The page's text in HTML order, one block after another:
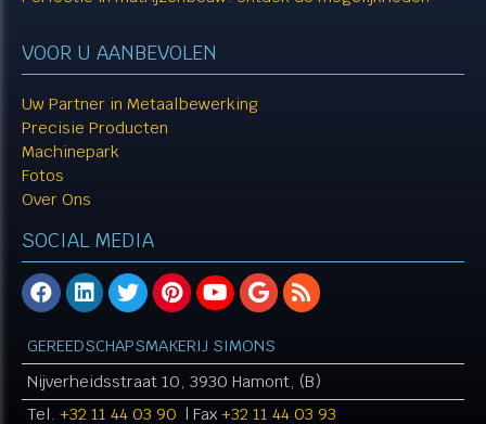
VOOR U AANBEVOLEN
Uw Partner in Metaalbewerking
Precisie Producten
Machinepark
Fotos
Over Ons
SOCIAL MEDIA
GEREEDSCHAPSMAKERIJ SIMONS
Nijverheidsstraat 10, 3930 Hamont, (B)
Tel. +32 11 44 03 90 | Fax +32 11 44 03 93